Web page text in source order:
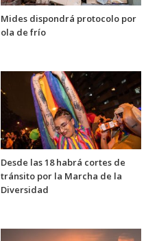
Mides dispondrá protocolo por
ola de frío
Desde las 18 habrá cortes de
tránsito por la Marcha de la
Diversidad